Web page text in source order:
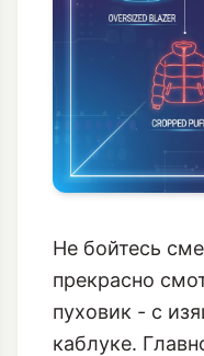
Не бойтесь
прекрасно
пуховик - с
каблуке.